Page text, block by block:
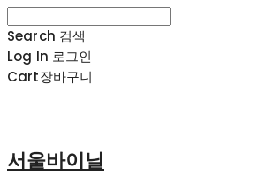
Search 검색
Log In 로그인
Cart장바구니
서울바이닐